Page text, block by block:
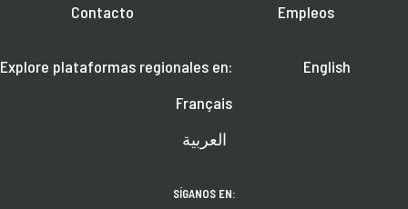
Contacto
Empleos
Explore plataformas regionales en:
English
Français
العربية
SÍGANOS EN: